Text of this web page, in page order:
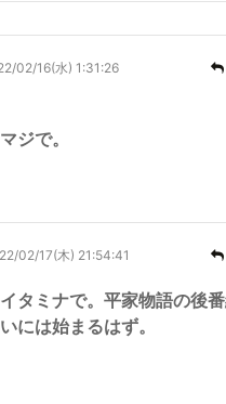
02/16(水) 1:31:26
ジで。
02/17(木) 21:54:41
タミナで。平家物語の後
には始まるはず。